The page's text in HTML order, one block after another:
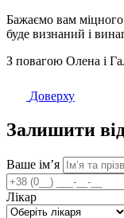
Бажаємо вам
буде визнаний і
З повагою Олена і
Доверху
Залишити
Ваше імʼя
Лікар